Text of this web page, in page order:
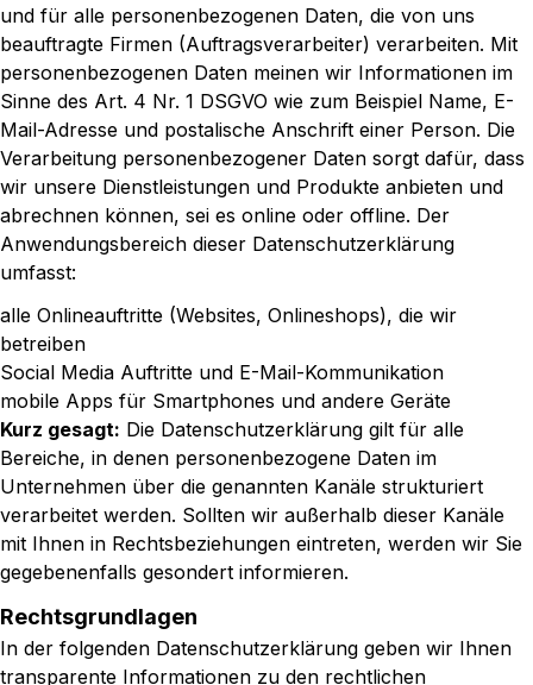
und für alle personenbezogenen Daten, die von uns
beauftragte Firmen (Auftragsverarbeiter) verarbeiten. Mit
personenbezogenen Daten meinen wir Informationen im
Sinne des Art. 4 Nr. 1 DSGVO wie zum Beispiel Name, E-
Mail-Adresse und postalische Anschrift einer Person. Die
Verarbeitung personenbezogener Daten sorgt dafür, dass
wir unsere Dienstleistungen und Produkte anbieten und
abrechnen können, sei es online oder offline. Der
Anwendungsbereich dieser Datenschutzerklärung
umfasst:
alle Onlineauftritte (Websites, Onlineshops), die wir
betreiben
Social Media Auftritte und E-Mail-Kommunikation
mobile Apps für Smartphones und andere Geräte
Kurz gesagt: Die Datenschutzerklärung gilt für alle
Bereiche, in denen personenbezogene Daten im
Unternehmen über die genannten Kanäle strukturiert
verarbeitet werden. Sollten wir außerhalb dieser Kanäle
mit Ihnen in Rechtsbeziehungen eintreten, werden wir Sie
gegebenenfalls gesondert informieren.
Rechtsgrundlagen
In der folgenden Datenschutzerklärung geben wir Ihnen
transparente Informationen zu den rechtlichen